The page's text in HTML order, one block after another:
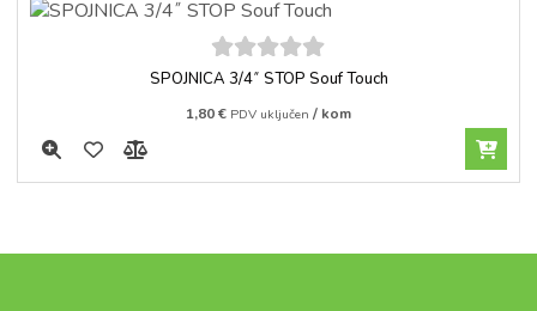
5 out of
SPOJNICA 3/4˝ STOP Souf Touch
1,80€ PDV uključen / kom